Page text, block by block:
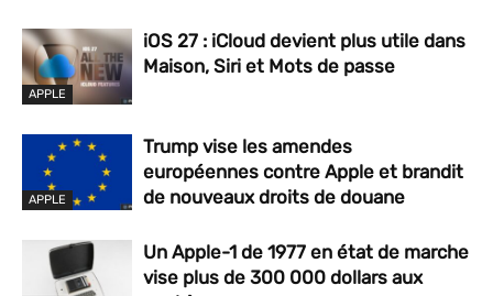
APPLE
iOS 27 : iCloud devient plus utile dans
Maison, Siri et Mots de passe
APPLE
Trump vise les amendes
européennes contre Apple et brandit
de nouveaux droits de douane
Un Apple-1 de 1977 en état de marche
vise plus de 300 000 dollars aux